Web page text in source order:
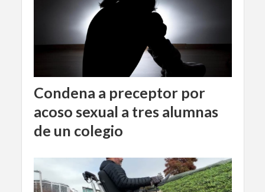
Condena a preceptor por
acoso sexual a tres alumnas
de un colegio